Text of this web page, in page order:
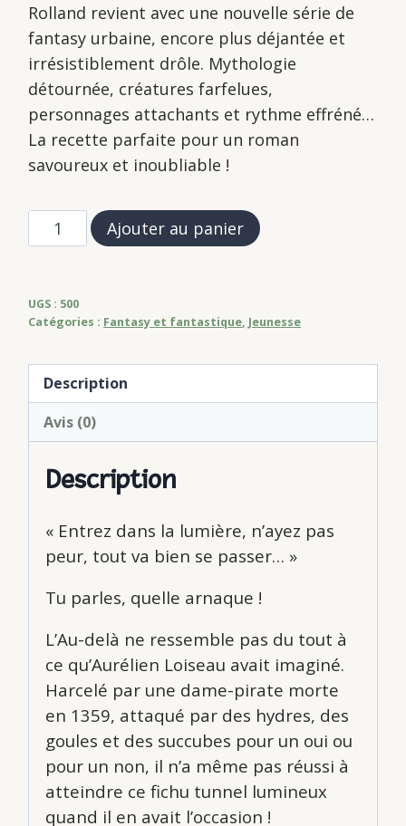
Rolland revient avec une nouvelle série de
fantasy urbaine, encore plus déjantée et
irrésistiblement drôle. Mythologie
détournée, créatures farfelues,
personnages attachants et rythme effréné…
La recette parfaite pour un roman
savoureux et inoubliable !
quantité
de
Loiseau
(tome
L'Apprenti
Extracteur
Ajouter au panier
UGS : 500
Catégories : Fantasy et fantastique, Jeunesse
Description
Avis (0)
Description
« Entrez dans la lumière, n’ayez pas
peur, tout va bien se passer… »
Tu parles, quelle arnaque !
L’Au-delà ne ressemble pas du tout à
ce qu’Aurélien Loiseau avait imaginé.
Harcelé par une dame-pirate morte
en 1359, attaqué par des hydres, des
goules et des succubes pour un oui ou
pour un non, il n’a même pas réussi à
atteindre ce fichu tunnel lumineux
quand il en avait l’occasion !